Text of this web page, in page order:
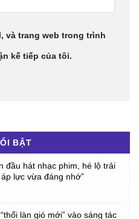
và trang web trong trình
kế tiếp của tôi.
BẬT
đầu hát nhạc phim, hé lộ trải
lực vừa đáng nhớ”
làn gió mới” vào sáng tác